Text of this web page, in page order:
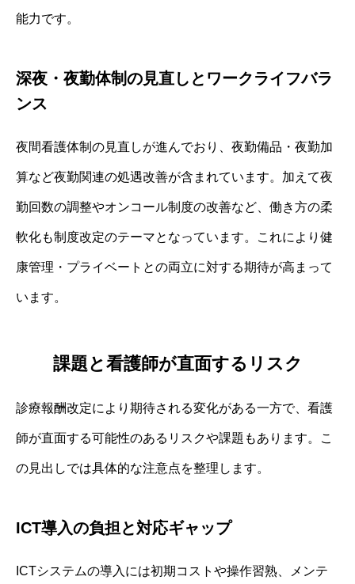
能力です。
深夜・夜勤体制の見直しとワークライフバラ
ンス
夜間看護体制の見直しが進んでおり、夜勤備品・夜勤加
算など夜勤関連の処遇改善が含まれています。加えて夜
勤回数の調整やオンコール制度の改善など、働き方の柔
軟化も制度改定のテーマとなっています。これにより健
康管理・プライベートとの両立に対する期待が高まって
います。
課題と看護師が直面するリスク
診療報酬改定により期待される変化がある一方で、看護
師が直面する可能性のあるリスクや課題もあります。こ
の見出しでは具体的な注意点を整理します。
ICT導入の負担と対応ギャップ
ICTシステムの導入には初期コストや操作習熟、メンテ